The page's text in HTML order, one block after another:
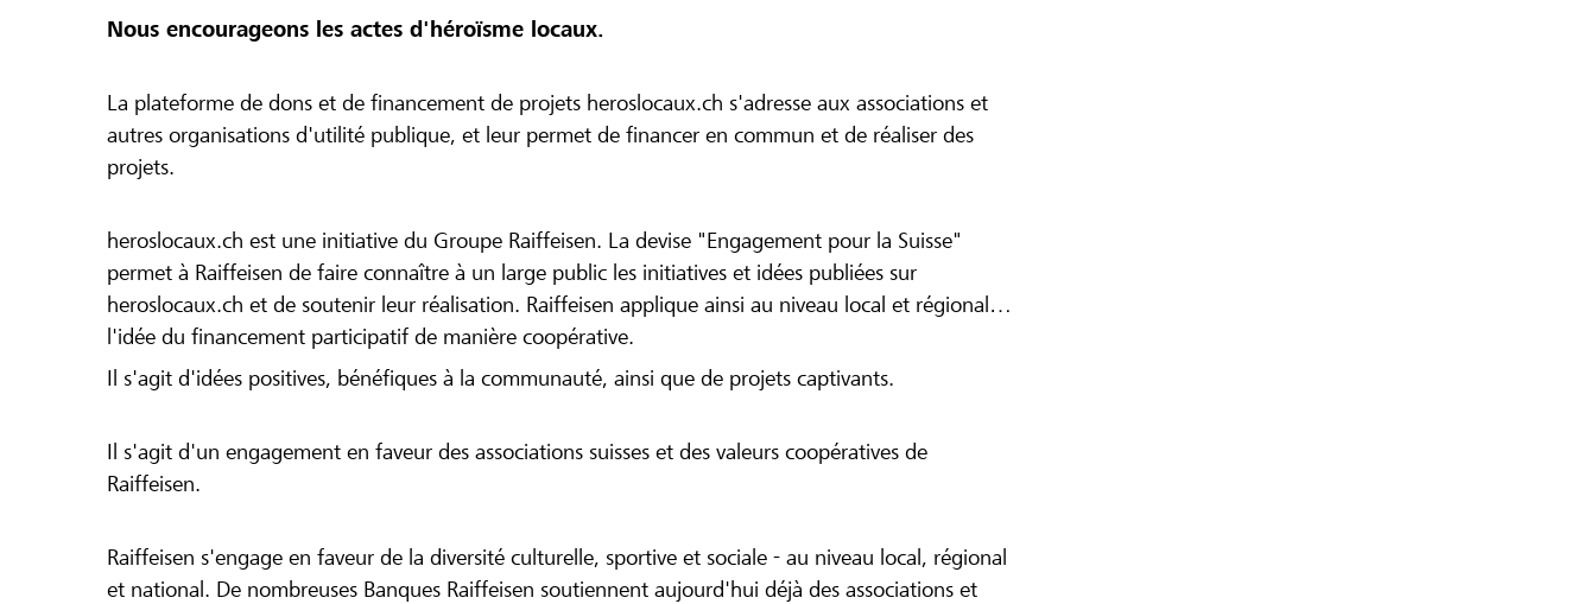
Nous encourageons les actes d'héroïsme locaux.
La plateforme de dons et de financement de projets heroslocaux.ch s'adresse aux associations et
autres organisations d'utilité publique, et leur permet de financer en commun et de réaliser des
projets.
heroslocaux.ch est une initiative du Groupe Raiffeisen. La devise "Engagement pour la Suisse"
permet à Raiffeisen de faire connaître à un large public les initiatives et idées publiées sur
heroslocaux.ch et de soutenir leur réalisation. Raiffeisen applique ainsi au niveau local et régional
l'idée du financement participatif de manière coopérative.
Il s'agit d'idées positives, bénéfiques à la communauté, ainsi que de projets captivants.
Il s'agit d'un engagement en faveur des associations suisses et des valeurs coopératives de
Raiffeisen.
Raiffeisen s'engage en faveur de la diversité culturelle, sportive et sociale - au niveau local, régional
et national. De nombreuses Banques Raiffeisen soutiennent aujourd'hui déjà des associations et